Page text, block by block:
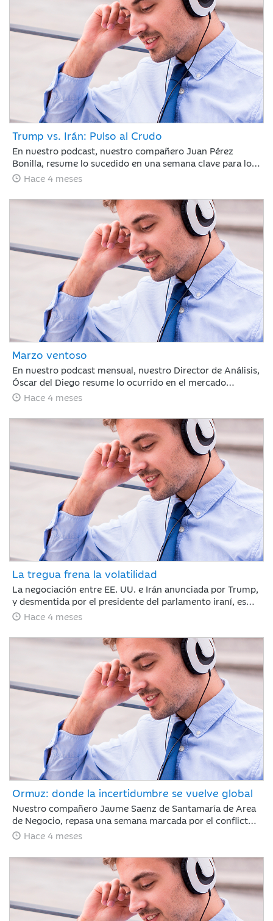
Trump vs. Irán: Pulso al Crudo
En nuestro podcast, nuestro compañero Juan Pérez
Bonilla, resume lo sucedido en una semana clave para los
mercados en la que Trump ha vuelto a retrasar el
infraestructura energética iraní para llevar al país a la
“edad de piedra” si no se reabre el estrecho de Ormuz
antes del martes por la noche.
Hace 4 meses
Marzo ventoso
En nuestro podcast mensual, nuestro Director de Análisis,
Óscar del Diego resume lo ocurrido en el mercado
financiero durante un mes, en el que el conflicto de Irán
buen año para los mercados financieros.
Hace 4 meses
La tregua frena la volatilidad
La negociación entre EE. UU. e Irán anunciada por Trump,
y desmentida por el presidente del parlamento iraní, es
suficiente para calmar a los mercados y romper la racha
Santamaría de Area de Negocio, repasa una semana que
sigue marcada por la guerra de Irán.
Hace 4 meses
Ormuz: donde la incertidumbre se vuelve global
Nuestro compañero Jaume Saenz de Santamaría de Area
de Negocio, repasa una semana marcada por el conflicto,
Irán ha permitido que algunos cargueros de crudo con
estrecho de Ormuz, aunque mantiene sus ataques con
drones a objetivos energéticos.
Hace 4 meses